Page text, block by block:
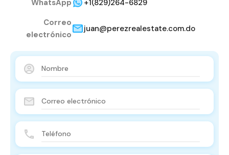
WhatsApp
+1(829)264-6829
Correo
electrónico
juan@perezrealestate.com.do